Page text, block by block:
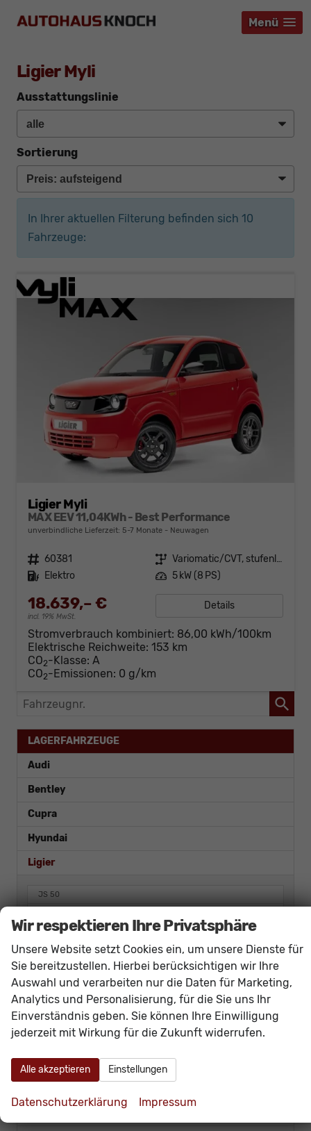
Menü
Menü
Menü
Ligier Myli
Ausstattungslinie
Sortierung
In Ihrer aktuellen Filterung befinden sich 10
Fahrzeuge:
Ligier Myli
MAX EEV 11,04KWh - Best Performance
unverbindliche Lieferzeit: 5-7 Monate Neuwagen
Fahrzeugnr. 60381 Getriebe
Variomatic/CVT, stufenlos
Kraftstoff Elektro Leistung 5 kW (8 PS)
18.639,– €
incl. 19% MwSt.
Details
Stromverbrauch kombiniert: 86,00 kWh/100km
Elektrische Reichweite: 153 km
CO2-Klasse: A
CO2-Emissionen: 0 g/km
Fahrzeugnr.
LAGERFAHRZEUGE
Audi
Bentley
Cupra
Hyundai
Ligier
JS 50
Mercedes-Benz
Opel
Skoda
Volkswagen
VORLAUFFAHRZEUGE
Wir respektieren Ihre Privatsphäre
Unsere Website setzt Cookies ein, um unsere Dienste für
Sie bereitzustellen. Hierbei berücksichtigen wir Ihre
Auswahl und verarbeiten nur die Daten für Marketing,
Analytics und Personalisierung, für die Sie uns Ihr
Einverständnis geben. Sie können Ihre Einwilligung
jederzeit mit Wirkung für die Zukunft widerrufen.
Alle akzeptieren Einstellungen
Datenschutzerklärung Impressum